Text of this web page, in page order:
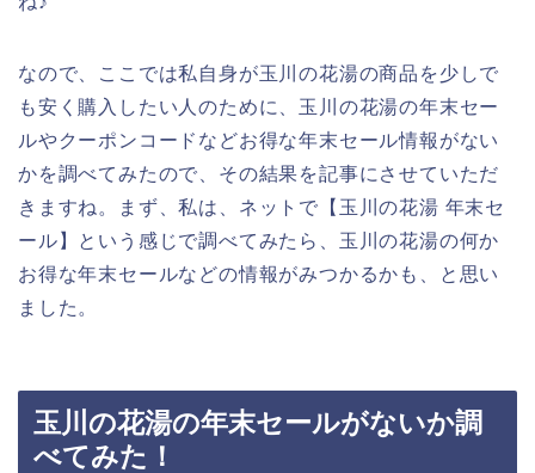
なので、ここでは私自身が玉川の花湯の商品を少しで
も安く購入したい人のために、玉川の花湯の年末セー
ルやクーポンコードなどお得な年末セール情報がない
かを調べてみたので、その結果を記事にさせていただ
きますね。まず、私は、ネットで【玉川の花湯 年末セ
ール】という感じで調べてみたら、玉川の花湯の何か
お得な年末セールなどの情報がみつかるかも、と思い
ました。
玉川の花湯の年末セールがないか調
べてみた！